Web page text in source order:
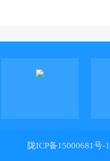
陇ICP备15000681号-1